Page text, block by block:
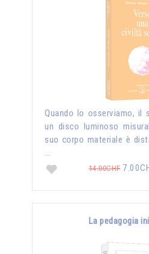
Quando lo osserviamo, il
un disco luminoso
suo corpo materiale è
…
14.00CHF
La pedagogia